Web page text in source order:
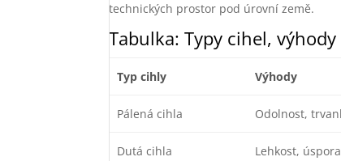
technických prostor pod úrovní země.
Tabulka: Typy cihel,
Typ cihly Výhody
Pálená cihla Odolnost,
Dutá cihla Lehkost,